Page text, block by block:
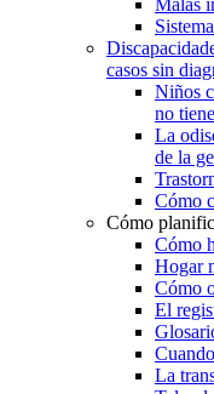
casos sin
Niños
no
La
de la
Cómo
Cómo
Cómo
Hogar
Cómo
El
La